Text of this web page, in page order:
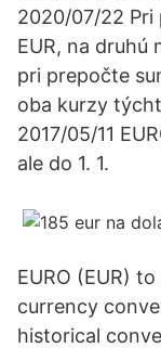
2020/07/22 Pri
EUR, na druhú
pri prepočte
oba kurzy
2017/05/11
ale do 1. 1.
EURO (EUR)
currency
historical